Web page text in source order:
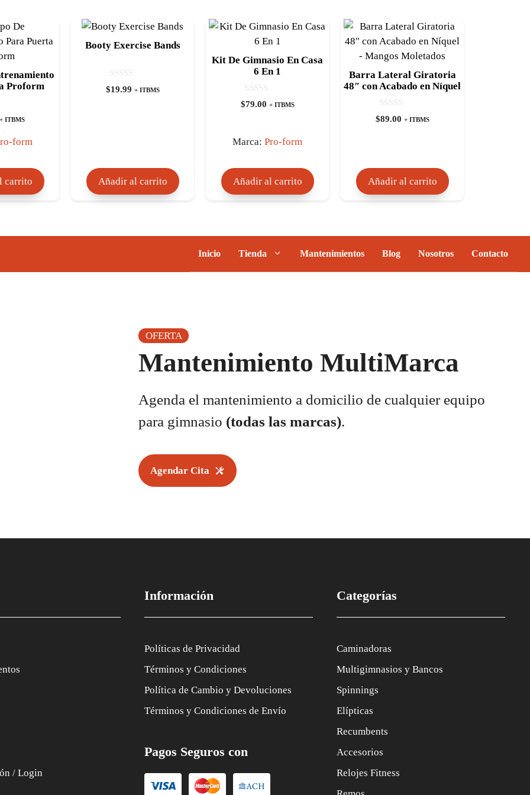
Proform
+ ITBMS
form
carrito
Booty Exercise Bands
0
d
$19.99 + ITBMS
Añadir al carrito
Kit De Gimnasio En Casa
6 En 1
0
d
$79.00 + ITBMS
Marca: Pro-form
Añadir al carrito
Barra Lateral Giratoria
48″ con Acabado en Níquel
0
d
$89.00 + ITBMS
Añadir al carrito
Inicio Tienda Mantenimientos Blog Nosotros Contacto
OFERTA
Mantenimiento MultiMarca
Agenda el mantenimiento a domicilio de cualquier equipo
para gimnasio (todas las marcas).
Agendar Cita
/ Login
Información
Políticas de Privacidad
Términos y Condiciones
Política de Cambio y Devoluciones
Términos y Condiciones de Envío
Pagos Seguros con
Categorías
Caminadoras
Multigimnasios y Bancos
Spinnings
Elípticas
Recumbents
Accesorios
Relojes Fitness